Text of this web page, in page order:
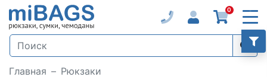
0
Главная Рюкзаки